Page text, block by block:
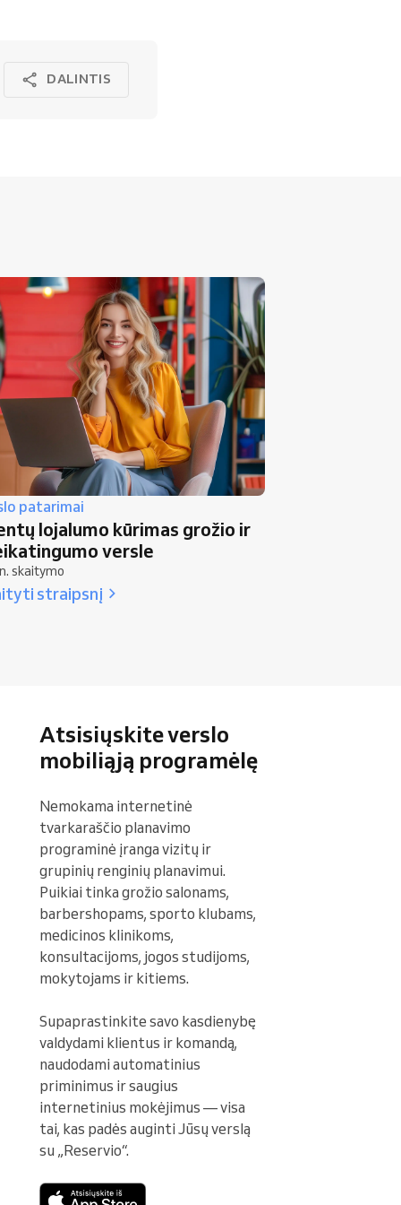
DALINTIS
patarimai
lojalumo kūrimas grožio ir
versle
skaitymo
straipsnį
Atsisiųskite verslo
mobiliąją programėlę
Nemokama internetinė
tvarkaraščio planavimo
programinė įranga vizitų ir
grupinių renginių planavimui.
Puikiai tinka grožio salonams,
barbershopams, sporto klubams,
medicinos klinikoms,
konsultacijoms, jogos studijoms,
mokytojams ir kitiems.
Supaprastinkite savo kasdienybę
valdydami klientus ir komandą,
naudodami automatinius
priminimus ir saugius
internetinius mokėjimus — visa
tai, kas padės auginti Jūsų verslą
su „Reservio“.